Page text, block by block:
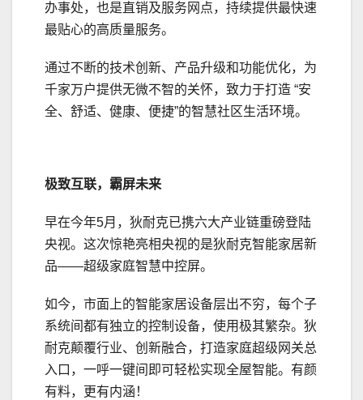
办事处，也是直销及服务网点，持续提供最快速
最贴心的高质量服务。
通过不断的技术创新、产品升级和功能优化，为
千家万户提供无微不智的关怀，致力于打造 “安
全、舒适、健康、便捷”的智慧社区生活环境。
极致互联，霸屏未来
早在今年5月，狄耐克已携六大产业链重磅登陆
央视。这次惊艳亮相央视的是狄耐克智能家居新
品——超级家庭智慧中控屏。
如今，市面上的智能家居设备层出不穷，每个子
系统间都有独立的控制设备，使用极其繁杂。狄
耐克颠覆行业、创新融合，打造家庭超级网关总
入口，一呼一键间即可轻松实现全屋智能。有颜
有料，更有内涵！